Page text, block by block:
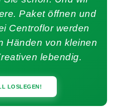
Paket öffnen und
Centroflor werden
Händen von kleinen
lebendig.
LOSLEGEN!